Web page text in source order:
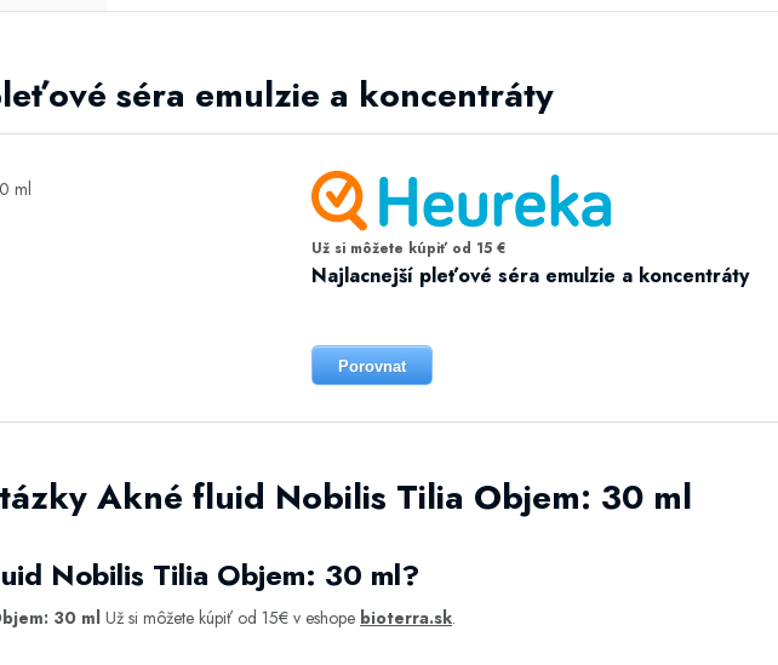
séra emulzie a koncentráty
Už si môžete kúpiť od 15 €
Najlacnejší pleťové séra emulzie a koncentráty
Porovnat
Akné fluid Nobilis Tilia Objem: 30 ml
Nobilis Tilia Objem: 30 ml?
30 ml Už si môžete kúpiť od 15€ v eshope bioterra.sk.